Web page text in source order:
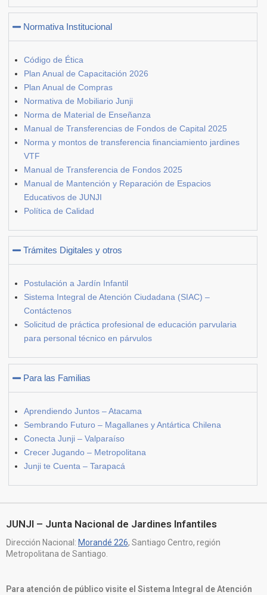
Normativa Institucional
Código de Ética
Plan Anual de Capacitación 2026
Plan Anual de Compras
Normativa de Mobiliario Junji
Norma de Material de Enseñanza
Manual de Transferencias de Fondos de Capital 2025
Norma y montos de transferencia financiamiento jardines
VTF
Manual de Transferencia de Fondos 2025
Manual de Mantención y Reparación de Espacios
Educativos de JUNJI
Política de Calidad
Trámites Digitales y otros
Postulación a Jardín Infantil
Sistema Integral de Atención Ciudadana (SIAC) –
Contáctenos
Solicitud de práctica profesional de educación parvularia
para personal técnico en párvulos
Para las Familias
Aprendiendo Juntos – Atacama
Sembrando Futuro – Magallanes y Antártica Chilena
Conecta Junji – Valparaíso
Crecer Jugando – Metropolitana
Junji te Cuenta – Tarapacá
JUNJI – Junta Nacional de Jardines Infantiles
Dirección Nacional: Morandé 226, Santiago Centro, región
Metropolitana de Santiago.
Para atención de público visite el Sistema Integral de Atención